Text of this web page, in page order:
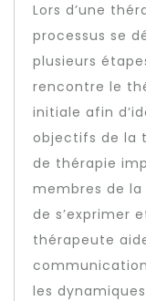
Lors d’une
processus se
plusieurs
rencontre le
initiale afin
objectifs de la
de thérapie
membres de
de s’exprimer
thérapeute
les